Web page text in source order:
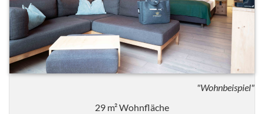
"Wohnbeispiel"
29 m² Wohnfläche